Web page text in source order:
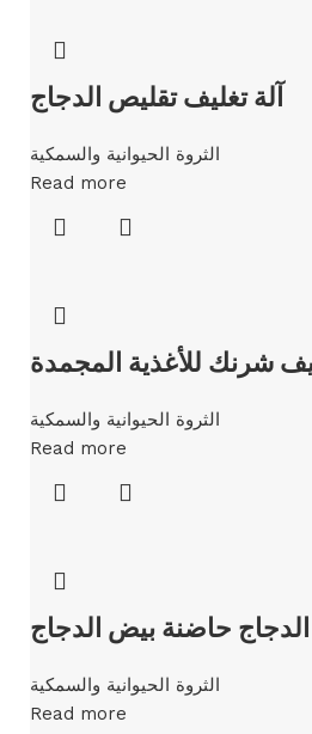
آلة تغليف تقليص الدجاج
الثروة الحيوانية والسمكية
Read more
شرنك للأغذية المجمدة
الثروة الحيوانية والسمكية
Read more
حاضنة بيض الدجاج
الثروة الحيوانية والسمكية
Read more